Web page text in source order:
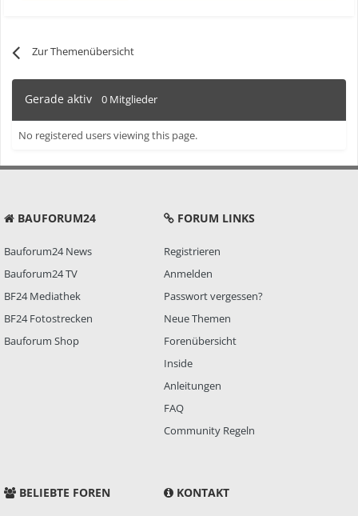
Zur Themenübersicht
Gerade aktiv 0 Mitglieder
No registered users viewing this page.
BAUFORUM24
Bauforum24 News
Bauforum24 TV
BF24 Mediathek
BF24 Fotostrecken
Bauforum Shop
FORUM LINKS
Registrieren
Anmelden
Passwort vergessen?
Neue Themen
Forenübersicht
Inside
Anleitungen
FAQ
Community Regeln
BELIEBTE FOREN KONTAKT